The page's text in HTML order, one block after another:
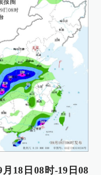
18日08时-19日08